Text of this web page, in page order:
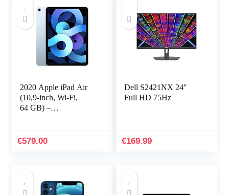
2020 Apple iPad Air
(10,9‑inch, Wi-Fi,
64 GB) –
€579.00
Dell S2421NX 24″
Full HD 75Hz
€169.99